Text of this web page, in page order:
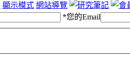
顯示模式 網站導覽
*您的Email